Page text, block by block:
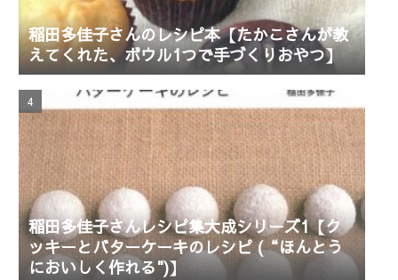
稲田多佳子さんのレシピ本【たかこさんが教
えてくれた、ボウル1つで手づくりおやつ】
稲田多佳子さんレシピ集大成シリーズ1【ク
ッキーとバターケーキのレシピ (“ほんとう
においしく作れる")】